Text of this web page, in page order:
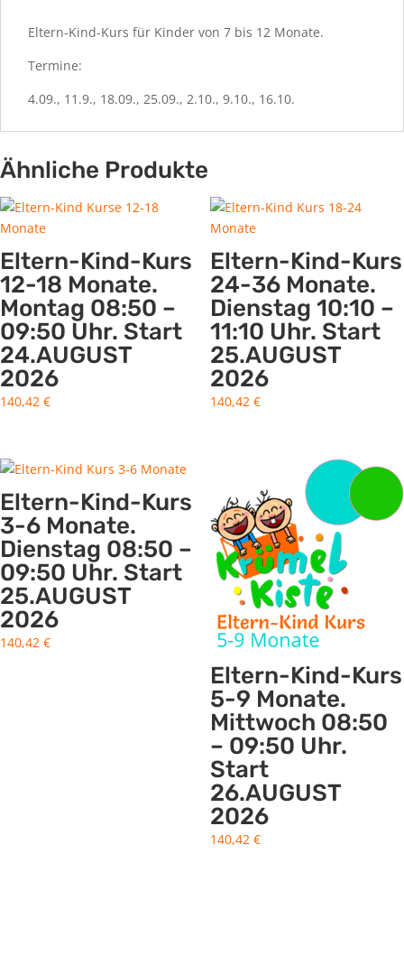
Eltern-Kind-Kurs für Kinder von 7 bis 12 Monate.
Termine:
4.09., 11.9., 18.09., 25.09., 2.10., 9.10., 16.10.
Ähnliche Produkte
Eltern-Kind-Kurs
12-18 Monate.
Montag 08:50 –
09:50 Uhr. Start
24.AUGUST
2026
140,42 €
Eltern-Kind-Kurs
24-36 Monate.
Dienstag 10:10 –
11:10 Uhr. Start
25.AUGUST
2026
140,42 €
Eltern-Kind-Kurs
3-6 Monate.
Dienstag 08:50 –
09:50 Uhr. Start
25.AUGUST
2026
140,42 €
Eltern-Kind-Kurs
5-9 Monate.
Mittwoch 08:50
– 09:50 Uhr.
Start
26.AUGUST
2026
140,42 €